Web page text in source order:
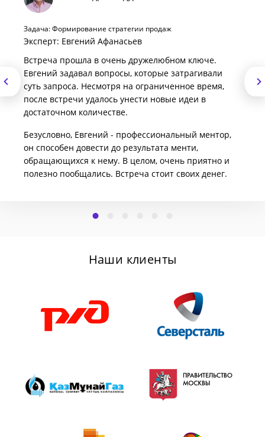
Задача: Формирование стратегии продаж
Эксперт: Евгений Афанасьев
Встреча прошла в очень дружелюбном ключе.
Евгений задавал вопросы, которые затрагивали
суть запроса. Несмотря на ограниченное время,
после встречи удалось унести новые идеи в
достаточном количестве.
Безусловно, Евгений - профессиональный ментор,
он способен довести до результата менти,
обращающихся к нему. В целом, очень приятно и
полезно пообщались. Встреча стоит своих денег.
Наши клиенты